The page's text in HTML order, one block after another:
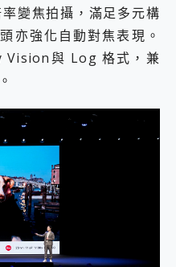
變焦拍攝，滿足多元構
亦強化自動對焦表現。
與 Log 格式，兼